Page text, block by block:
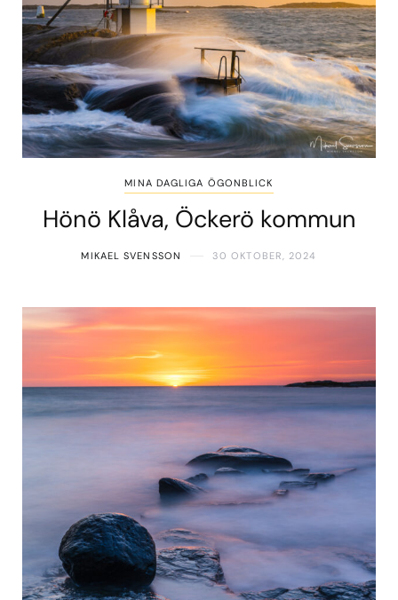
MINA DAGLIGA ÖGONBLICK
Hönö Klåva, Öckerö kommun
MIKAEL SVENSSON 30 OKTOBER, 2024